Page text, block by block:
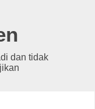
dan tidak